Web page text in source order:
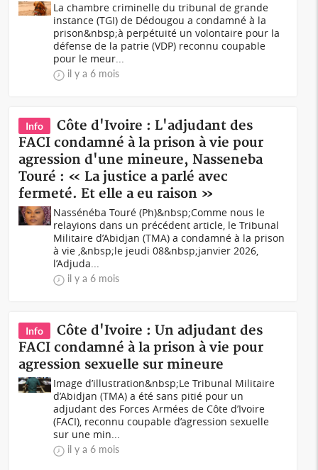
La chambre criminelle du tribunal de grande
instance (TGI) de Dédougou a condamné à la
prison&nbsp;à perpétuité un volontaire pour la
défense de la patrie (VDP) reconnu coupable
pour le meur...
il y a 6 mois
Info
Côte d'Ivoire : L'adjudant des
FACI condamné à la prison à vie pour
agression d'une mineure, Nasseneba
Touré : « La justice a parlé avec
fermeté. Et elle a eu raison »
Nassénéba Touré (Ph)&nbsp;Comme nous le
relayions dans un précédent article, le Tribunal
Militaire d’Abidjan (TMA) a condamné à la prison
à vie ,&nbsp;le jeudi 08&nbsp;janvier 2026,
l’Adjuda...
il y a 6 mois
Info
Côte d'Ivoire : Un adjudant des
FACI condamné à la prison à vie pour
agression sexuelle sur mineure
Image d’illustration&nbsp;Le Tribunal Militaire
d’Abidjan (TMA) a été sans pitié pour un
adjudant des Forces Armées de Côte d’Ivoire
(FACI), reconnu coupable d’agression sexuelle
sur une min...
il y a 6 mois